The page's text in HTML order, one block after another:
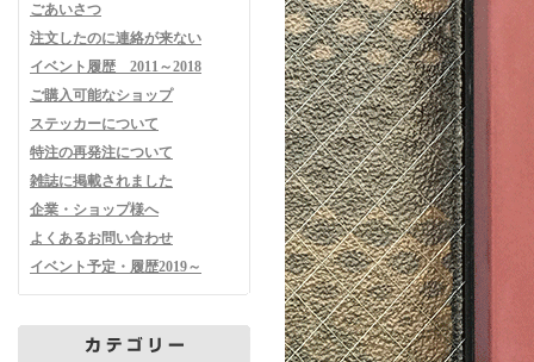
ごあいさつ
注文したのに連絡が来ない
イベント履歴 2011～2018
ご購入可能なショップ
ステッカーについて
特注の再発注について
雑誌に掲載されました
企業・ショップ様へ
よくあるお問い合わせ
イベント予定・履歴2019～